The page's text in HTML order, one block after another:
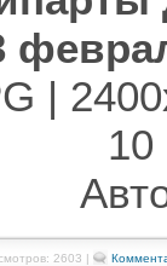
|
2603 |